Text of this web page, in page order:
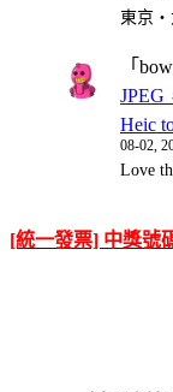
東京
「
JPEG
Heic
08-02,
Love
[統一發票] 中獎號